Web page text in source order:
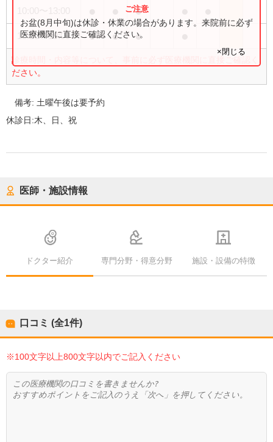
●
15:00〜19:00 ● ● ●
診療時間・内容等について、事前に必ず医療機関に直接ご確認く
ださい。
お盆(8月中旬)は休診・休業の場合があります。来院前に必ず
医療機関に直接ご確認ください。
×閉じる
備考: 土曜午後は要予約
休診日:木、日、祝
医師・施設情報
ドクター紹介 専門分野・得意分野 施設・設備の特徴
口コミ (全1件)
※100文字以上800文字以内でご記入ください